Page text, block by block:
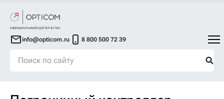
info@opticom.ru 8 800 500 72 39